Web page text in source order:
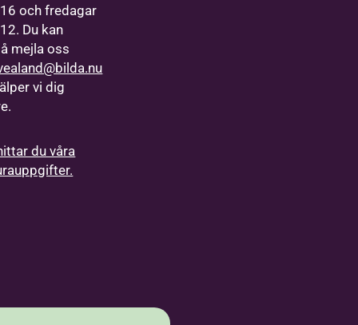
och fredagar
Du kan
mejla oss
vi dig
du våra